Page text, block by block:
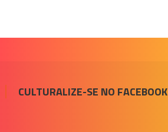
CULTURALIZE-SE NO FACEBOOK